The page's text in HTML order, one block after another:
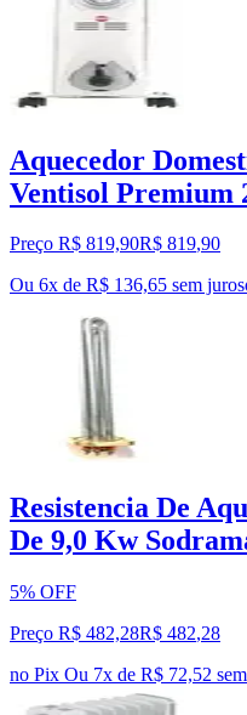
Aquecedor
Ventisol Premium
Preço R$ 819,90R$ 819,90
Ou 6x de R$ 136,65 sem juros
Resistencia De
De 9,0 Kw
5% OFF
Preço R$ 482,28R$ 482,28
no Pix Ou 7x de R$ 72,52